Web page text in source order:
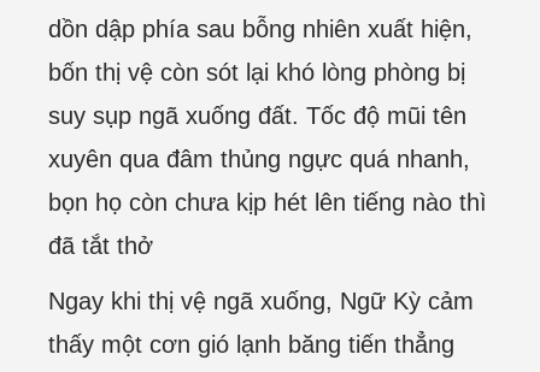
dồn dập phía sau bỗng nhiên xuất hiện,
bốn thị vệ còn sót lại khó lòng phòng bị
suy sụp ngã xuống đất. Tốc độ mũi tên
xuyên qua đâm thủng ngực quá nhanh,
bọn họ còn chưa kịp hét lên tiếng nào thì
đã tắt thở
Ngay khi thị vệ ngã xuống, Ngữ Kỳ cảm
thấy một cơn gió lạnh băng tiến thẳng